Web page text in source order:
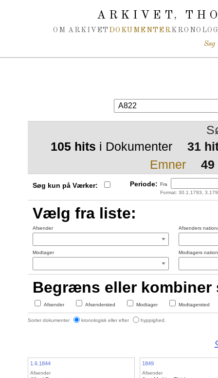
ARKIVET,
OM ARKIVET DOKUMENTER
Søg
105 hits i Dokumenter
31
Emner
Søg kun på Værker: Periode: Fra
Format: 30.1.1793,
Vælg fra liste:
Afsender Afsenders
Modtager Modtagers
Begræns eller kombiner
Afsender Afsendersted Modtager Modtagersted
Sorter dokumenter kronologisk eller efter hyppighed.
1.6.1844
Afsender
1849
Afsender